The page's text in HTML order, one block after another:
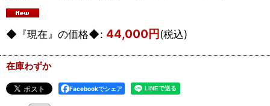
◆『現在』の価格◆: 44,000円(税込)
在庫わずか
Facebookでシェア